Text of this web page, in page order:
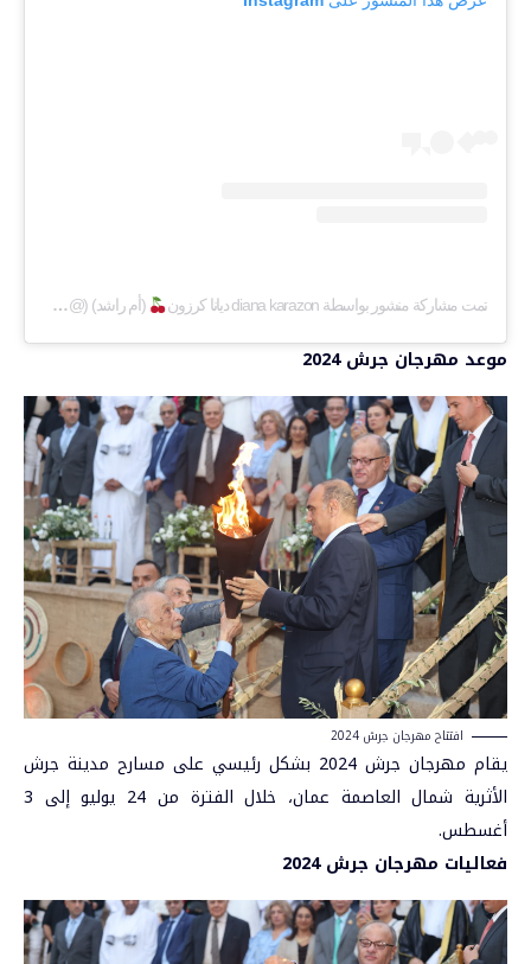
تمت مشاركة منشور بواسطة ‏‎diana karazon ديانا كرزون (أم راشد)‎‏ (@‏‎dianakarazonw‎‏)
موعد مهرجان جرش 2024
افتتاح مهرجان جرش 2024
يقام مهرجان جرش 2024 بشكل رئيسي على مسارح مدينة جرش
الأثرية شمال العاصمة عمان، خلال الفترة من 24 يوليو إلى 3
أغسطس.
فعاليات مهرجان جرش 2024